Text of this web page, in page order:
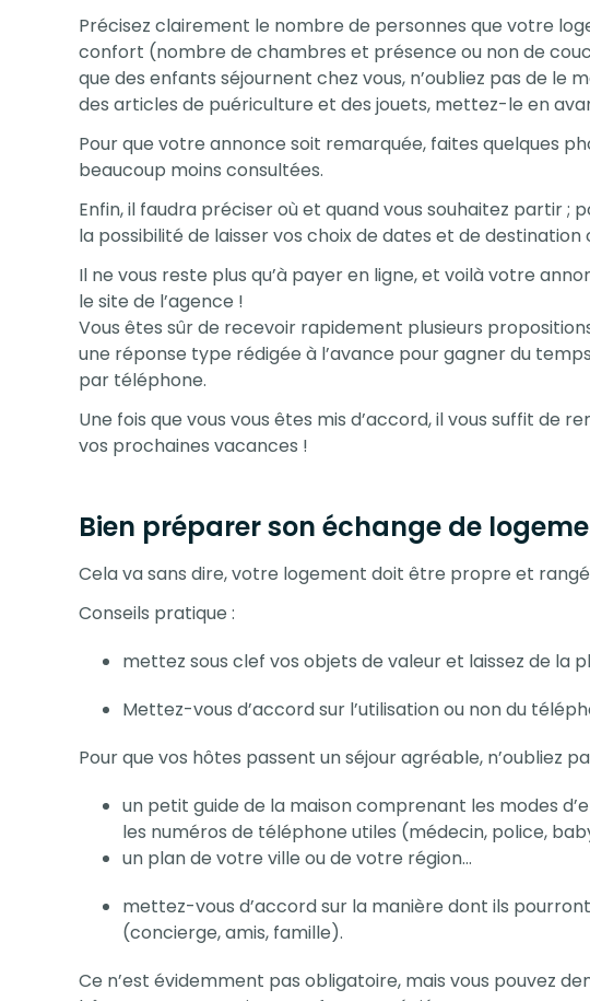
Précisez clairement le nombre de personnes que votre
confort (nombre de chambres et présence ou non de
que des enfants séjournent chez vous, n’oubliez pas de le
des articles de puériculture et des jouets, mettez-le en
Pour que votre annonce soit remarquée, faites quelques
beaucoup moins consultées.
Enfin, il faudra préciser où et quand vous souhaitez partir ;
la possibilité de laisser vos choix de dates et de destination
Il ne vous reste plus qu’à payer en ligne, et voilà votre
le site de l’agence !
Vous êtes sûr de recevoir rapidement plusieurs
une réponse type rédigée à l’avance pour gagner du
par téléphone.
Une fois que vous vous êtes mis d’accord, il vous suffit de
vos prochaines vacances !
Bien préparer son échange de
Cela va sans dire, votre logement doit être propre et
Conseils pratique :
mettez sous clef vos objets de valeur et laissez de la
Mettez-vous d’accord sur l’utilisation ou non du
Pour que vos hôtes passent un séjour agréable, n’oubliez
un petit guide de la maison comprenant les modes
les numéros de téléphone utiles (médecin, police,
un plan de votre ville ou de votre région…
mettez-vous d’accord sur la manière dont ils
(concierge, amis, famille).
Ce n’est évidemment pas obligatoire, mais vous pouvez